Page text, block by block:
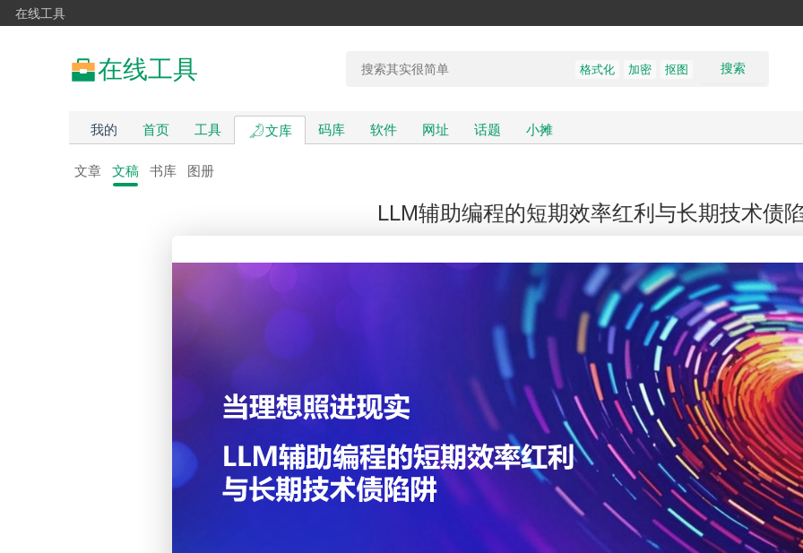
在线工具
在线工具 搜索
格式化 加密 抠图
我的 首页 工具 文库 码库 软件 网址 话题 小摊
文章 文稿 书库 图册
LLM辅助编程的短期效率红利与长期技术债